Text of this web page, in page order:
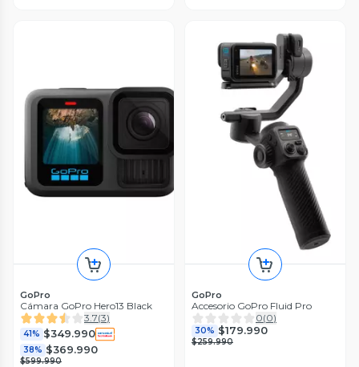
GoPro
Cámara GoPro Hero13 Black
3.7(3)
41% $349.990
38% $369.990
$599.990
GoPro
Accesorio GoPro Fluid Pro
0(0)
30% $179.990
$259.990